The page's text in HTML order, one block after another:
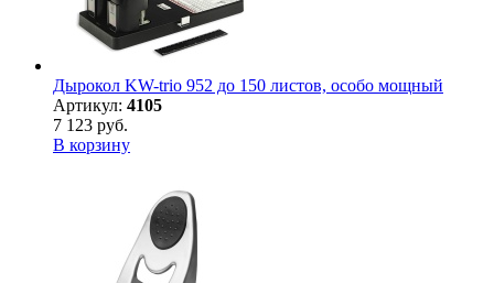
Дырокол KW-trio 952 до 150 листов, особо мощный
Артикул: 4105
7 123 руб.
В корзину